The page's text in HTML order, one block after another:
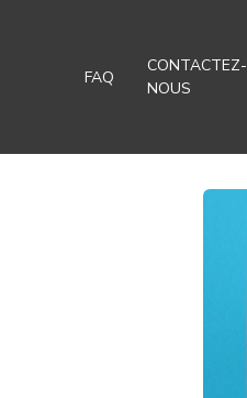
FAQ
CONTACTEZ-
NOUS